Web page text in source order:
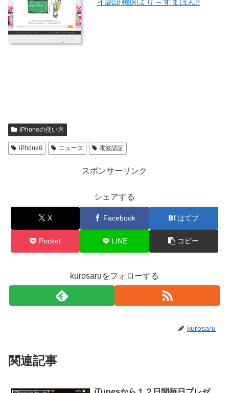
iPhoneの使い方
iPhone6 ニュース 電波認証
スポンサーリンク
シェアする
X Facebook はてブ
Pocket LINE コピー
kurosaruをフォローする
kurosaru
関連記事